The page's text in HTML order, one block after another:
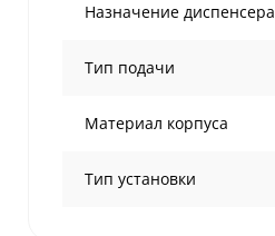
Назначение диспенсера
Тип подачи
Материал корпуса
Тип установки